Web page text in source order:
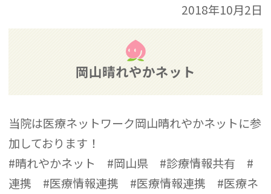
2018年10月2日
岡山晴れやかネット
当院は医療ネットワーク岡山晴れやかネットに参
加しております！
#晴れやかネット
#岡山県 #診療情報共有
#
連携
#医療情報連携 #医療情報連携
#医療ネ